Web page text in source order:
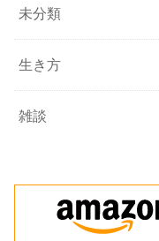
未分類
生き方
雑談